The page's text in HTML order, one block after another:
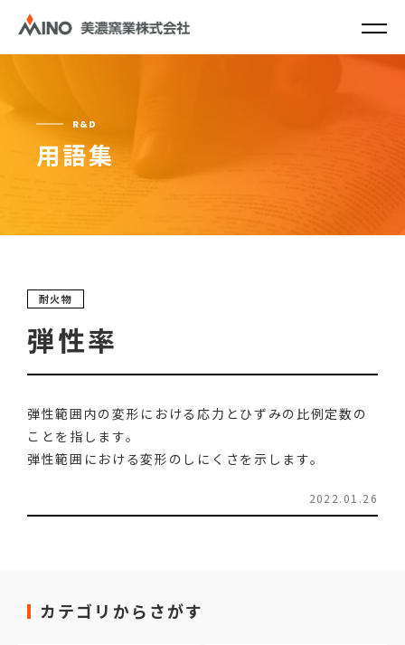
R&D
用語集
耐火物
弾性率
弾性範囲内の変形における応力とひずみの比例定数の
ことを指します。
弾性範囲における変形のしにくさを示します。
2022.01.26
カテゴリからさがす